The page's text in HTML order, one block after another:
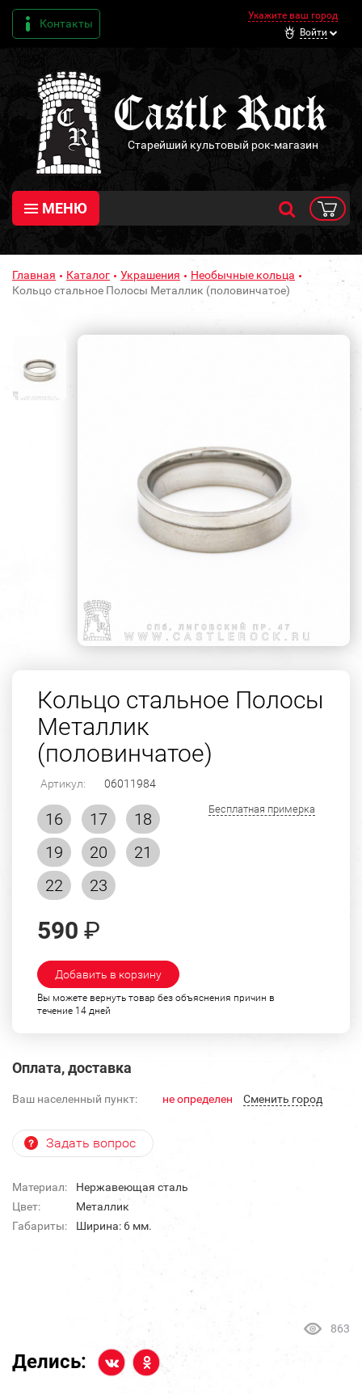
Контакты
Укажите ваш город
Войти
Старейший культовый рок-магазин
МЕНЮ
Главная Каталог Украшения
Необычные кольца
Кольцо стальное Полосы Металлик (половинчатое)
Кольцо стальное Полосы
Металлик
(половинчатое)
Артикул: 06011984
16 17
18
19
20
21
22
23
Бесплатная примерка
590 ₽
Добавить в корзину
Вы можете вернуть товар без объяснения причин в
течение 14 дней
Оплата, доставка
Ваш населенный пункт: не определен Cменить город
Задать вопрос
Материал:
Нержавеющая сталь
Цвет:
Металлик
Габариты:
Ширина: 6 мм.
863
Делись: